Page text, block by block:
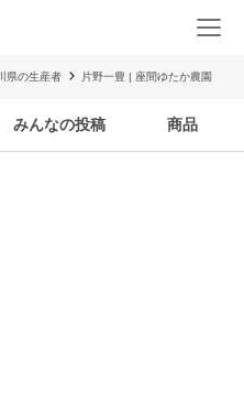
県の生産者 片野一豊 | 座間ゆたか農園
みんなの投稿 商品